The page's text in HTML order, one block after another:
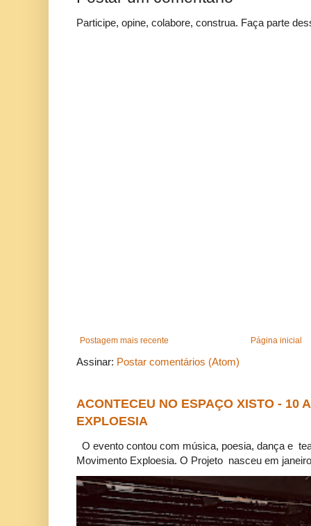
Participe, opine, colabore, construa. Faça parte
Postagem mais recente Página inicial
Assinar: Postar comentários (Atom)
ACONTECEU NO ESPAÇO XISTO - 10
EXPLOESIA
O evento contou com música, poesia, dança e
Movimento Exploesia. O Projeto nasceu em